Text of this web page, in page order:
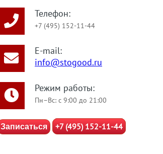
Телефон:
+7 (495) 152-11-44
E-mail:
info@stogood.ru
Режим работы:
Пн–Вс: с 9:00 до 21:00
Записаться +7 (495) 152-11-44